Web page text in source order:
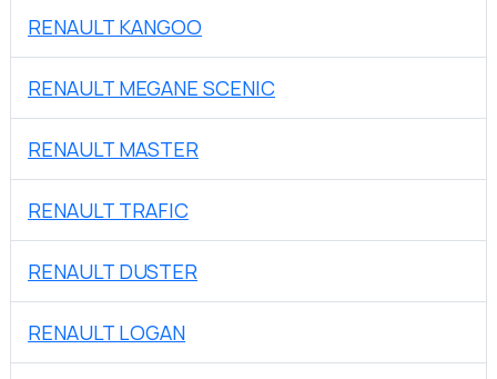
RENAULT KANGOO
RENAULT MEGANE SCENIC
RENAULT MASTER
RENAULT TRAFIC
RENAULT DUSTER
RENAULT LOGAN